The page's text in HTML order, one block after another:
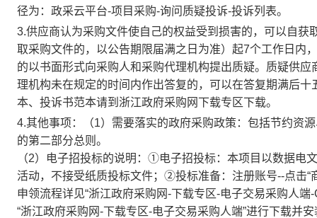
径为： 政采云平台-项目采购-询问质疑投诉-投诉列表。
3.供应商认为采购文件使自己的权益受到损害的，可以自
取采购文件的，以公告期限届满之日为准）起7个工作日内
的以书面形式向采购人和采购代理机构提出质疑。质疑供
理机构未在规定的时间内作出答复的，可以在答复期满后
本、投诉书范本请到浙江政府采购网下载专区下载。
4.其他事项：
（1）需要落实的政府采购政策：包括节约资
的第二部分总则。
（2）电子招投标的说明：①电子招投标：本项目以数据电
活动，不接受纸质投标文件；②投标准备：注册账号--点击
申领流程详见“浙江政府采购网-下载专区-电子交易采购人
“浙江政府采购网-下载专区-电子交易采购人端”进行下载